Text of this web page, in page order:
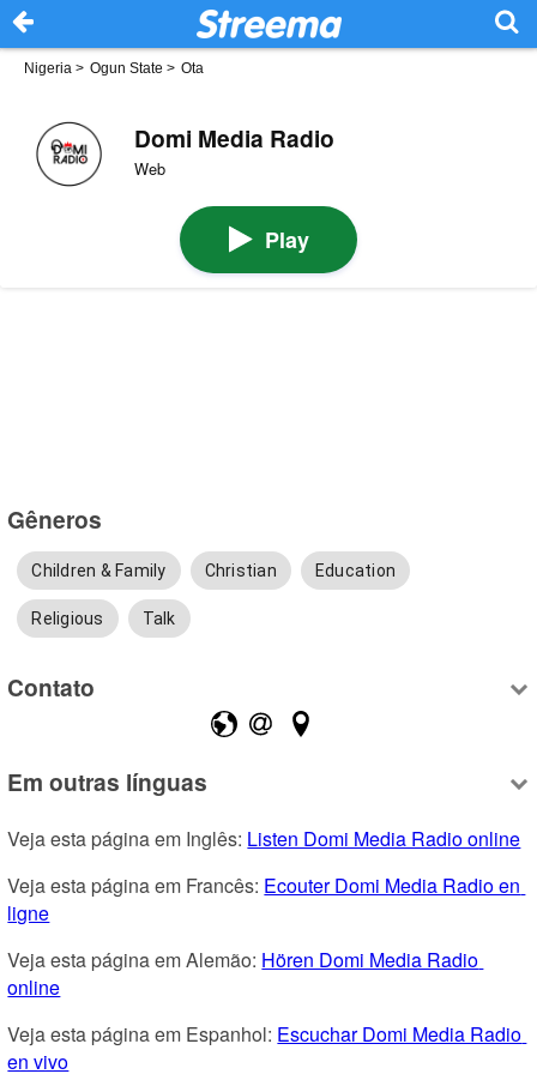
Nigeria > Ogun State > Ota
Domi Media Radio
Web
Play
Gêneros
Children & Family Christian Education
Religious Talk
Contato
Em outras línguas
Veja esta página em Inglês: Listen Domi Media Radio online
Veja esta página em Francês: Ecouter Domi Media Radio en
ligne
Veja esta página em Alemão: Hören Domi Media Radio
online
Veja esta página em Espanhol: Escuchar Domi Media Radio
en vivo